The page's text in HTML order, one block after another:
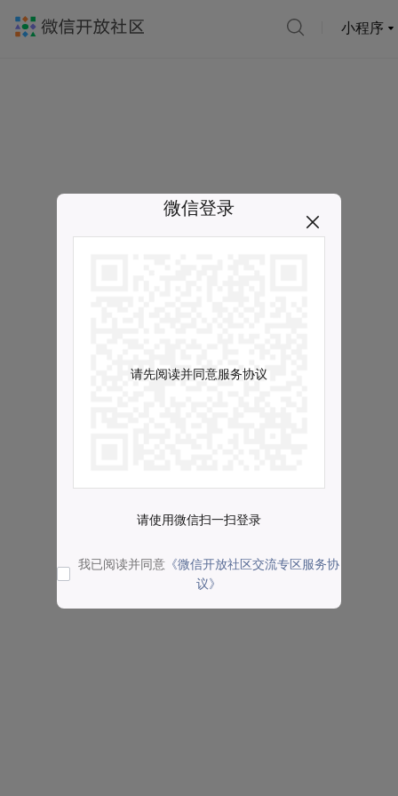
小程序
微信登录
请先阅读并同意服务协议
请使用微信扫一扫登录
我已阅读并同意 《微信开放社区交流专区服务协
议》